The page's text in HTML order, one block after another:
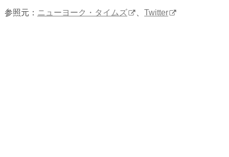
参照元： ニューヨーク・タイムズ 、Twitter